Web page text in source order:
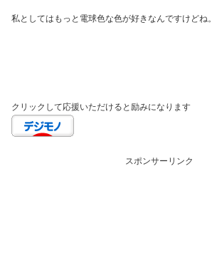
私としてはもっと電球色な色が好きなんですけどね。
クリックして応援いただけると励みになります
スポンサーリンク